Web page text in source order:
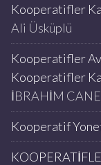
Kooperatifler
Ali Üsküplü
Kooperatifler
Kooperatifler
İBRAHİM
Kooperatif